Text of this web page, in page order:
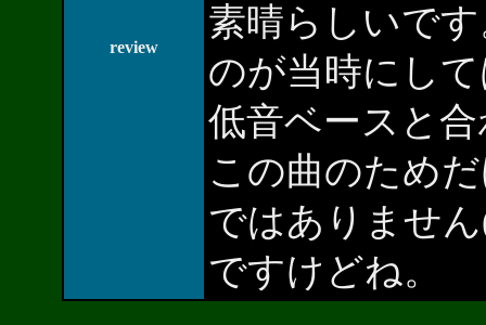
review
素晴らしいで
のが当時にし
低音ベースと
この曲のため
ではありませ
ですけどね。